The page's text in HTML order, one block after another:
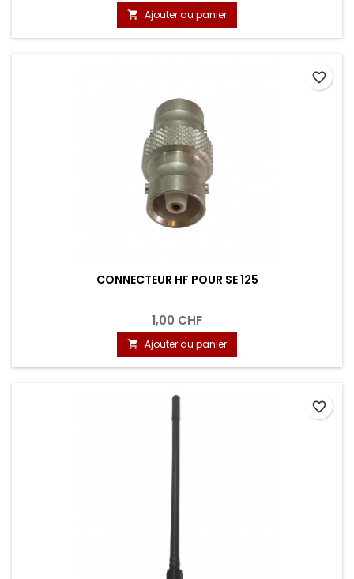
 Ajouter au panier
CONNECTEUR HF POUR SE 125
1,00 CHF
 Ajouter au panier
favorite_border
favorite_border